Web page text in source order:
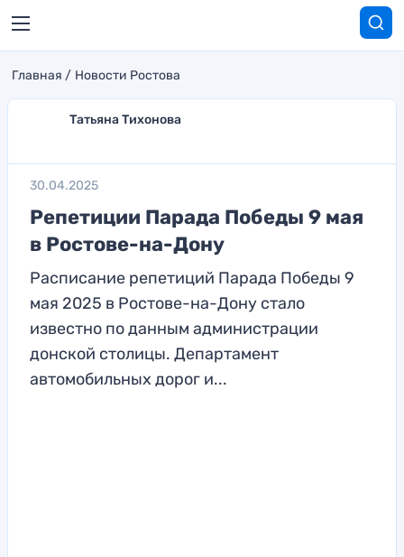
Главная Новости Ростова
Татьяна Тихонова
30.04.2025
Репетиции Парада Победы 9 мая
в Ростове-на-Дону
Расписание репетиций Парада Победы 9
мая 2025 в Ростове-на-Дону стало
известно по данным администрации
донской столицы. Департамент
автомобильных дорог и...